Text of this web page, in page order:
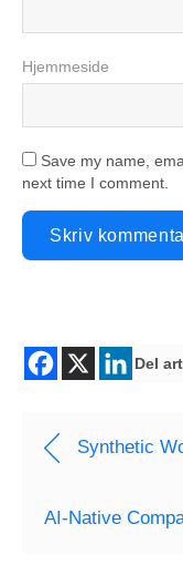
Hjemmeside
Save my name,
next time I comment.
Del
Synthetic
AI-Native